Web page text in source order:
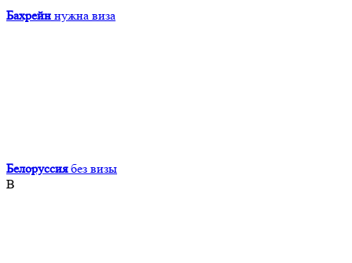
Бахрейн нужна виза
Белоруссия без визы
В